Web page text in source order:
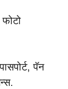
पॅन